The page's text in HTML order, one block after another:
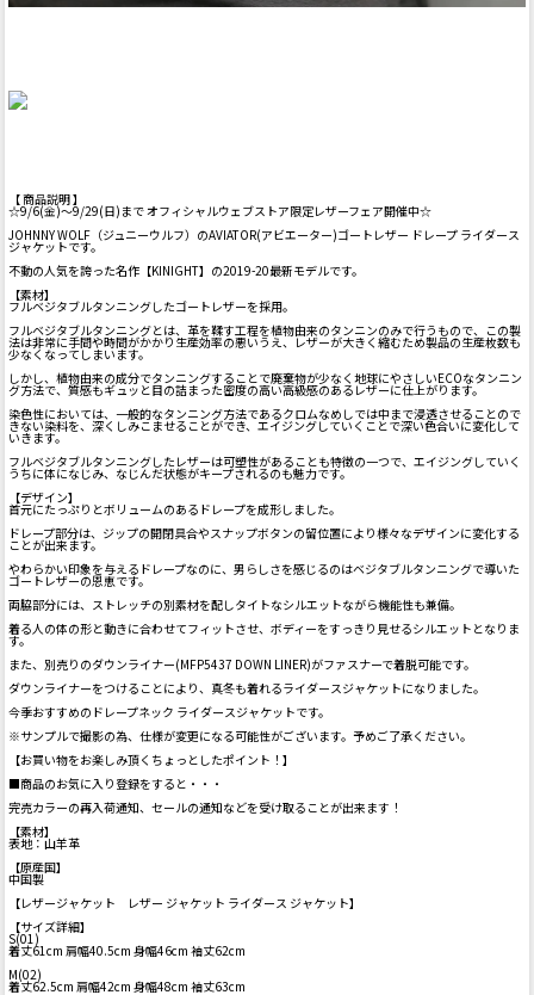
【 商品説明 】
☆9/6(金)～9/29(日)まで オフィシャルウェブストア限定レザーフェア開催中☆
JOHNNY WOLF（ジュニーウルフ）のAVIATOR(アビエーター)ゴートレザー ドレープ ライダース
ジャケットです。
不動の人気を誇った名作【KINIGHT】の2019-20最新モデルです。
【素材】
フルベジタブルタンニングしたゴートレザーを採用。
フルベジタブルタンニングとは、革を鞣す工程を植物由来のタンニンのみで行うもので、この製
法は非常に手間や時間がかかり生産効率の悪いうえ、レザーが大きく縮むため製品の生産枚数も
少なくなってしまいます。
しかし、植物由来の成分でタンニングすることで廃棄物が少なく地球にやさしいECOなタンニン
グ方法で、質感もギュッと目の詰まった密度の高い高級感のあるレザーに仕上がります。
染色性においては、一般的なタンニング方法であるクロムなめしでは中まで浸透させることので
きない染料を、深くしみこませることができ、エイジングしていくことで深い色合いに変化して
いきます。
フルベジタブルタンニングしたレザーは可塑性があることも特徴の一つで、エイジングしていく
うちに体になじみ、なじんだ状態がキープされるのも魅力です。
【デザイン】
首元にたっぷりとボリュームのあるドレープを成形しました。
ドレープ部分は、ジップの開閉具合やスナップボタンの留位置により様々なデザインに変化する
ことが出来ます。
やわらかい印象を与えるドレープなのに、男らしさを感じるのはベジタブルタンニングで導いた
ゴートレザーの恩恵です。
両脇部分には、ストレッチの別素材を配しタイトなシルエットながら機能性も兼備。
着る人の体の形と動きに合わせてフィットさせ、ボディーをすっきり見せるシルエットとなりま
す。
また、別売りのダウンライナー(MFP5437 DOWN LINER)がファスナーで着脱可能です。
ダウンライナーをつけることにより、真冬も着れるライダースジャケットになりました。
今季おすすめのドレープネック ライダースジャケットです。
※サンプルで撮影の為、仕様が変更になる可能性がございます。予めご了承ください。
【お買い物をお楽しみ頂くちょっとしたポイント！】
■商品のお気に入り登録をすると・・・
完売カラーの再入荷通知、セールの通知などを受け取ることが出来ます！
【素材】
表地：山羊革
【原産国】
中国製
【レザージャケット レザー ジャケット ライダース ジャケット】
【サイズ詳細】
S(01)
着丈61cm 肩幅40.5cm 身幅46cm 袖丈62cm
M(02)
着丈62.5cm 肩幅42cm 身幅48cm 袖丈63cm